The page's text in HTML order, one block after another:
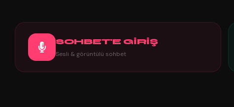
SOHBET'E GİRİŞ
Sesli & görüntülü sohbet